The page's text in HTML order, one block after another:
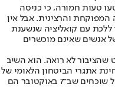
טעות חמורה, כי כניסה
והרצינית. אבל אין
עם קואליציה שנשענת
אנשים שאינם מוכשרים
שהציבור לא רואה. הוא השיב
אתגרי הביטחון הלאומי של
ישראל, אנשים שמדברים על קונספציה, אבל שוכחים שב־7 באוקטובר הם